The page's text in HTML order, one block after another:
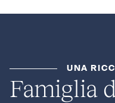
UNA
Famiglia